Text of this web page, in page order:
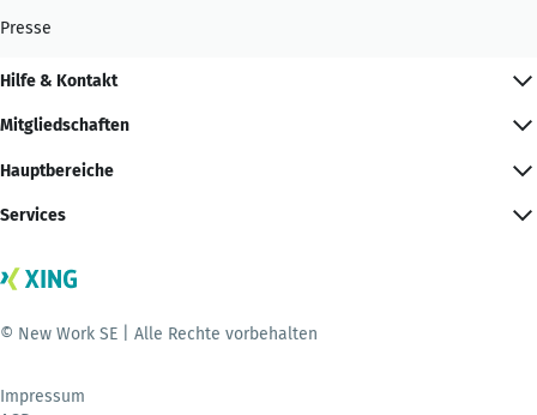
Presse
Hilfe & Kontakt
Mitgliedschaften
Hauptbereiche
Services
© New Work SE | Alle Rechte vorbehalten
Impressum